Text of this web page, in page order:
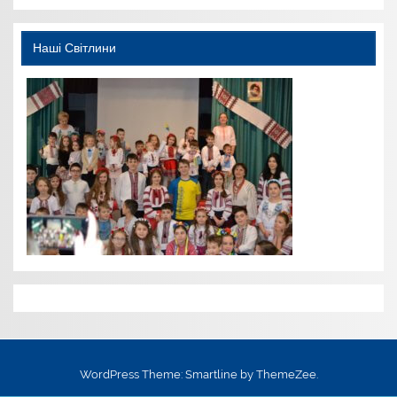
Наші Світлини
WordPress Theme: Smartline by ThemeZee.